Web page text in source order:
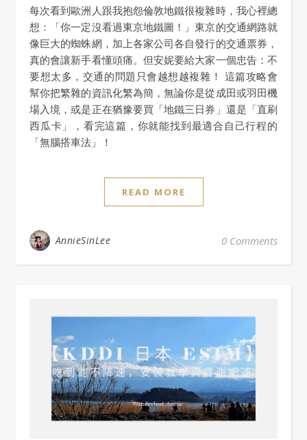
每次看到歐洲人跟我抱怨倫敦地鐵很複雜時，我心裡總
想：「你一定沒看過東京地鐵圖！」東京的交通網路就
像巨大的蜘蛛網，加上各家公司各自發行的交通票券，
真的會讓新手看懂頭痛。但安妮要給大家一個忠告：不
要想太多，交通的問題只會越想越複雜！ 這篇攻略會
幫你把繁雜的資訊化繁為簡，無論你是從成田或羽田機
場入境，或是正在猶豫要買「地鐵三日券」還是「直刷
西瓜卡」，看完這篇，你就能找到最適合自己行程的
「無腦搭車法」！
READ MORE
AnnieSinLee 0 Comments